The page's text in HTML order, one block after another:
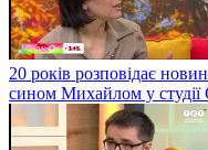
20 років розповідає
сином Михайлом у студії